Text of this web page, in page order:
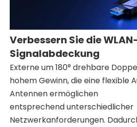
Verbessern Sie die
Signalabdeckung
Externe um 180° drehbare
hohem Gewinn, die eine flexible
Antennen ermöglichen
entsprechend unterschiedlicher
Netzwerkanforderungen.